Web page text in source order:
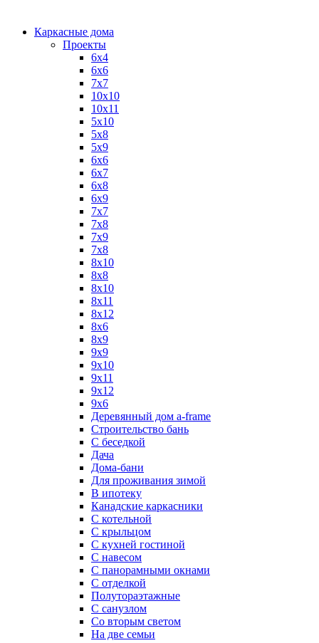
Каркасные дома
Проекты
6х4
6х6
7х7
10х10
10х11
5х10
5х8
5х9
6x6
6x7
6x8
6x9
7x7
7x8
7x9
7х8
8x10
8x8
8х10
8х11
8х12
8х6
8х9
9x9
9х10
9х11
9х12
9х6
Деревянный дом a-frame
Строительство бань
С беседкой
Дача
Дома-бани
Для проживания зимой
В ипотеку
Канадские каркасники
С котельной
С крыльцом
С кухней гостиной
С навесом
С панорамными окнами
С отделкой
Полутораэтажные
С санузлом
Со вторым светом
На две семьи